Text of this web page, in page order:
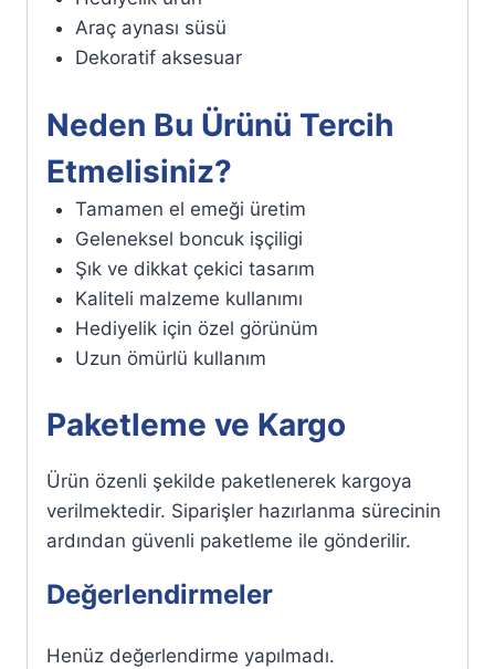
Araç aynası süsü
Dekoratif aksesuar
Neden Bu Ürünü Tercih
Etmelisiniz?
Tamamen el emeği üretim
Geleneksel boncuk işçiligi
Şık ve dikkat çekici tasarım
Kaliteli malzeme kullanımı
Hediyelik için özel görünüm
Uzun ömürlü kullanım
Paketleme ve Kargo
Ürün özenli şekilde paketlenerek kargoya
verilmektedir. Siparişler hazırlanma sürecinin
ardından güvenli paketleme ile gönderilir.
Değerlendirmeler
Henüz değerlendirme yapılmadı.